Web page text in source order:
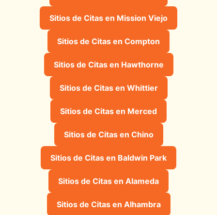
Sitios de Citas en Mission Viejo
Sitios de Citas en Compton
Sitios de Citas en Hawthorne
Sitios de Citas en Whittier
Sitios de Citas en Merced
Sitios de Citas en Chino
Sitios de Citas en Baldwin Park
Sitios de Citas en Alameda
Sitios de Citas en Alhambra